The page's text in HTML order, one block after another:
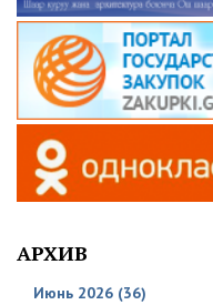
АРХИВ
Июнь 2026 (36)